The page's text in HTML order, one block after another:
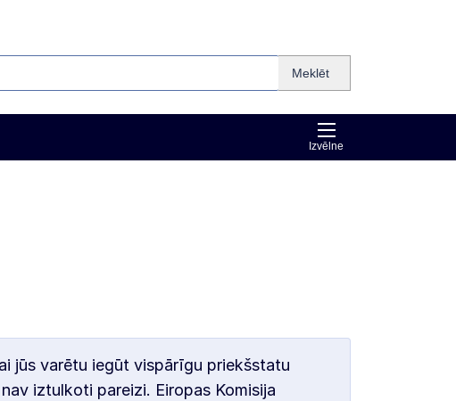
Meklēt
Izvēlne
jūs varētu iegūt vispārīgu priekšstatu
iztulkoti pareizi. Eiropas Komisija